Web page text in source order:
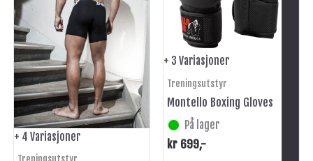
+ 4 Variasjoner
Alternativene
kan
velges
på
produktsiden
+ 3 Variasjoner
Treningsutstyr
Montello Boxing Gloves
På lager
kr 699,-
Alternativene
kan
velges
på